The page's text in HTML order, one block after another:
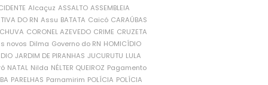
Alcaçuz ASSALTO ASSEMBLEIA
DO RN Assu BATATA Caicó CARAÚBAS
CORONEL AZEVEDO CRIME CRUZETA
novos Dilma Governo do RN HOMICÍDIO
JARDIM DE PIRANHAS JUCURUTU LULA
NATAL Nilda NÉLTER QUEIROZ Pagamento
PARELHAS Parnamirim POLÍCIA POLÍCIA